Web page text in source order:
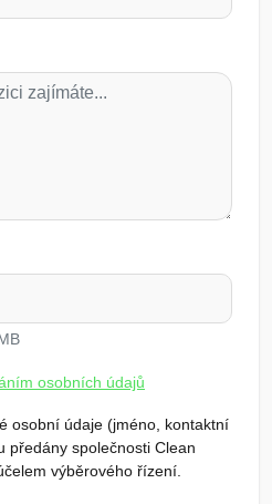
osobních údajů
osobní údaje (jméno, kontaktní
předány společnosti Clean
výběrového řízení.